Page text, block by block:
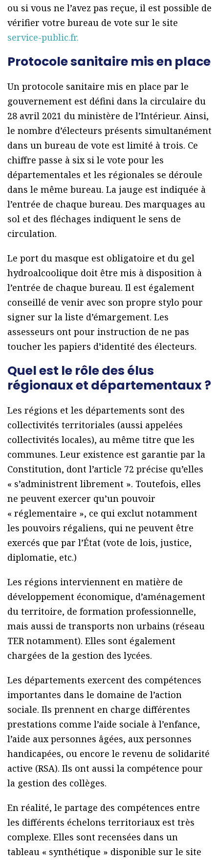
ou si vous ne l’avez pas reçue, il est possible de
vérifier votre bureau de vote sur le site
service-public.fr.
Protocole sanitaire mis en place
Un protocole sanitaire mis en place par le
gouvernement est défini dans la circulaire du
28 avril 2021 du ministère de l’Intérieur. Ainsi,
le nombre d’électeurs présents simultanément
dans un bureau de vote est limité à trois. Ce
chiffre passe à six si le vote pour les
départementales et les régionales se déroule
dans le même bureau. La jauge est indiquée à
l’entrée de chaque bureau. Des marquages au
sol et des fléchages indiquent le sens de
circulation.
Le port du masque est obligatoire et du gel
hydroalcoolique doit être mis à disposition à
l’entrée de chaque bureau. Il est également
conseillé de venir avec son propre stylo pour
signer sur la liste d’émargement. Les
assesseurs ont pour instruction de ne pas
toucher les papiers d’identité des électeurs.
Quel est le rôle des élus
régionaux et départementaux ?
Les régions et les départements sont des
collectivités territoriales (aussi appelées
collectivités locales), au même titre que les
communes. Leur existence est garantie par la
Constitution, dont l’article 72 précise qu’elles
« s’administrent librement ». Toutefois, elles
ne peuvent exercer qu’un pouvoir
« réglementaire », ce qui exclut notamment
les pouvoirs régaliens, qui ne peuvent être
exercés que par l’État (vote de lois, justice,
diplomatie, etc.)
Les régions interviennent en matière de
développement économique, d’aménagement
du territoire, de formation professionnelle,
mais aussi de transports non urbains (réseau
TER notamment). Elles sont également
chargées de la gestion des lycées.
Les départements exercent des compétences
importantes dans le domaine de l’action
sociale. Ils prennent en charge différentes
prestations comme l’aide sociale à l’enfance,
l’aide aux personnes âgées, aux personnes
handicapées, ou encore le revenu de solidarité
active (RSA). Ils ont aussi la compétence pour
la gestion des collèges.
En réalité, le partage des compétences entre
les différents échelons territoriaux est très
complexe. Elles sont recensées dans un
tableau « synthétique » disponible sur le site